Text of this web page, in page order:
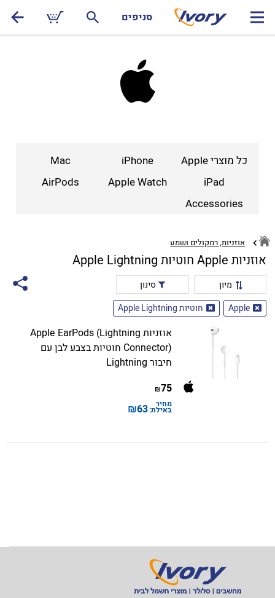
סניפים
כל מוצרי Apple iPhone
Mac
iPad
Apple Watch
AirPods
Accessories
אוזניות, רמקולים ושמע
אוזניות Apple חוטיות Apple Lightning
מיון
סינון
Apple
חוטיות Apple Lightning
אוזניות Apple EarPods (Lightning
Connector) חוטיות בצבע לבן עם
חיבור Lightning
75
₪
מחיר
באילת:63
₪